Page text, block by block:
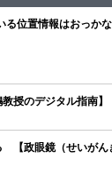
る位置情報はおっか
授のデジタル指南】
【政眼鏡（せいがん